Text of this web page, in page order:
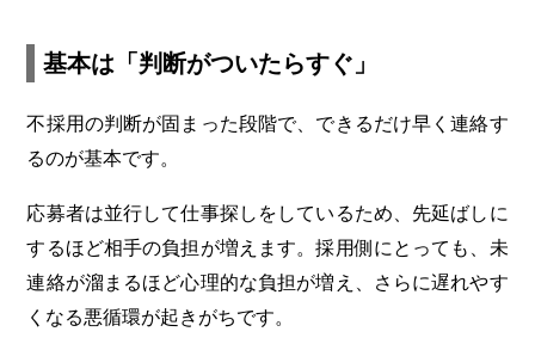
基本は「判断がついたらすぐ」
不採用の判断が固まった段階で、できるだけ早く連絡す
るのが基本です。
応募者は並行して仕事探しをしているため、先延ばしに
するほど相手の負担が増えます。採用側にとっても、未
連絡が溜まるほど心理的な負担が増え、さらに遅れやす
くなる悪循環が起きがちです。